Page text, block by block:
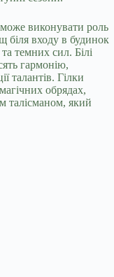
виконувати роль
біля входу в будинок
темних сил. Білі
гармонію,
талантів. Гілки
обрядах,
талісманом, який